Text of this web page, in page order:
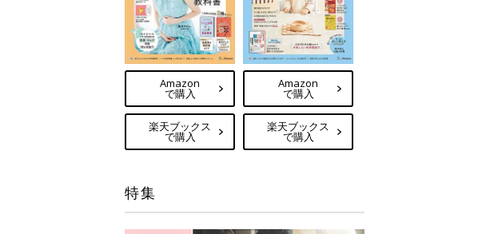
Amazon
で購入
楽天ブックス
で購入
Amazon
で購入
楽天ブックス
で購入
特集